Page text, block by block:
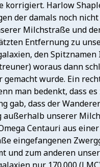
korrigiert. Harlow
der damals noch
Milchstraße und
Entfernung zu
den
woraus dann
gemacht wurde. Ein
man bedenkt, dass
gab, dass der
außerhalb unserer
Centauri aus
eingefangenen
und zum anderen